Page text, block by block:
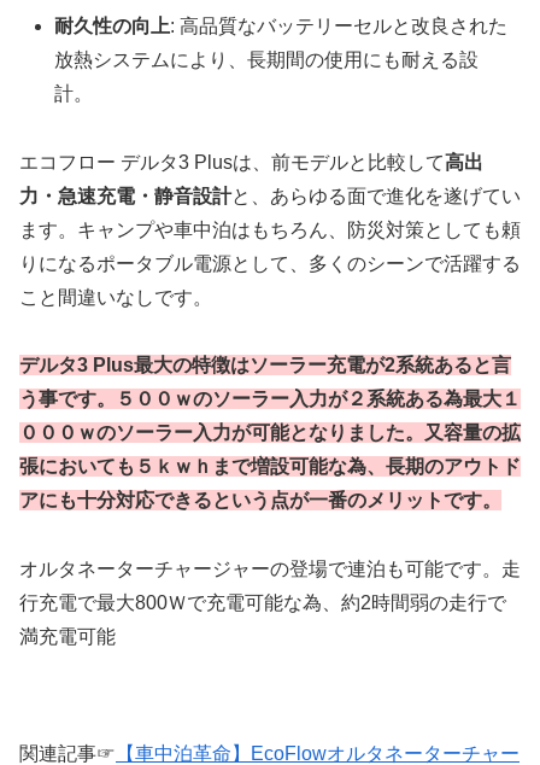
耐久性の向上: 高品質なバッテリーセルと改良された
放熱システムにより、長期間の使用にも耐える設
計。
エコフロー デルタ3 Plusは、前モデルと比較して高出
力・急速充電・静音設計と、あらゆる面で進化を遂げてい
ます。キャンプや車中泊はもちろん、防災対策としても頼
りになるポータブル電源として、多くのシーンで活躍する
こと間違いなしです。
デルタ3 Plus最大の特徴はソーラー充電が2系統あると言
う事です。５００ｗのソーラー入力が２系統ある為最大１
０００ｗのソーラー入力が可能となりました。又容量の拡
張においても５ｋｗｈまで増設可能な為、長期のアウトド
アにも十分対応できるという点が一番のメリットです。
オルタネーターチャージャーの登場で連泊も可能です。走
行充電で最大800Ｗで充電可能な為、約2時間弱の走行で
満充電可能
関連記事☞ 【車中泊革命】EcoFlowオルタネーターチャー